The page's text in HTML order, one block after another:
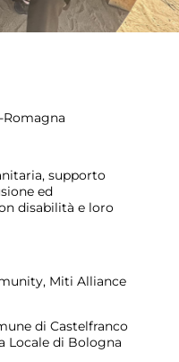
supporto
ed
disabilità e loro
Miti Alliance
di Castelfranco
Locale di Bologna